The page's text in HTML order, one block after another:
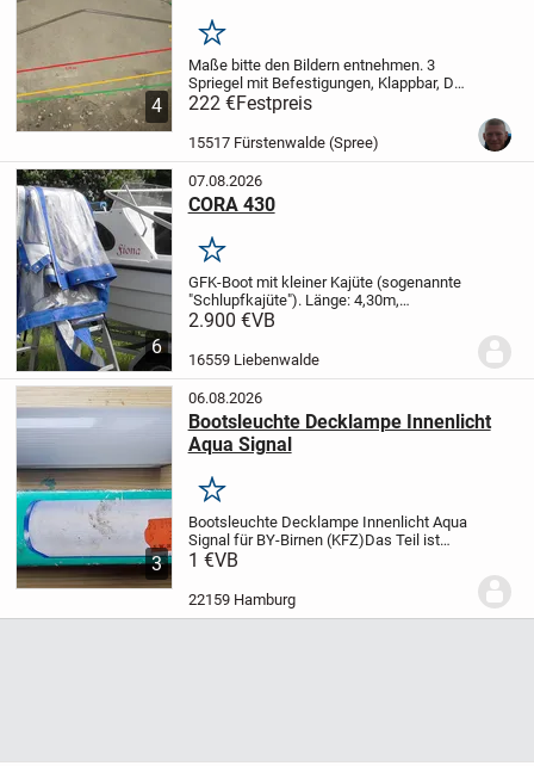
4
Merken
Maße bitte den Bildern entnehmen. 3
Spriegel mit Befestigungen, Klappbar, Das
Boot ist abgegeben worden.
erfolgt unter Ausschluss jeglicher
Gewährleistung / Sachmängelhaftung.“
222 €Festpreis
15517 Fürstenwalde (Spree)
6
07.08.2026
CORA 430
Merken
GFK-Boot mit kleiner Kajüte (sogenannte
"Schlupfkajüte"). Länge: 4,30m,
Breite:1,75m, Tiefgang nur 20cm, Baujahr
Chemietoilette, Seil,
2.900 €VB
16559 Liebenwalde
3
06.08.2026
Bootsleuchte Decklampe Innenlicht
Aqua Signal
Merken
Bootsleuchte Decklampe Innenlicht Aqua
Signal für BY-Birnen (KFZ)Das Teil ist
neu, unbenutz und in der original
140x40x40mm. Mit Druck-Schalter.
1 €VB
22159 Hamburg